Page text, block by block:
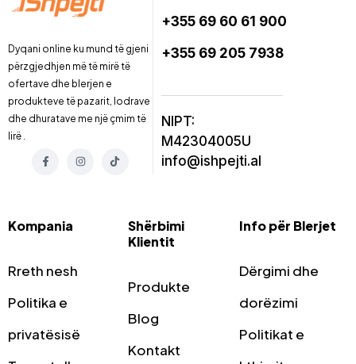
Dyqani online ku mund të gjeni
përzgjedhjen më të mirë të
ofertave dhe blerjen e
produkteve të pazarit, lodrave
dhe dhuratave me një çmim të
lirë .
+355 69 60 61 900
+355 69 205 7938
NIPT:
M42304005U
info@ishpejti.al
Kompania
Rreth nesh
Politika e
privatësisë
Shërbimi
Klientit
Produkte
Blog
Kontakt
Info për Blerjet
Dërgimi dhe
dorëzimi
Politikat e